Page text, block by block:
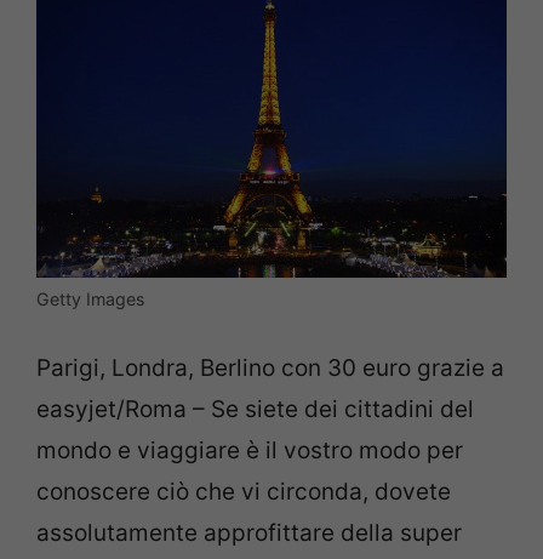
Getty Images
Parigi, Londra, Berlino con 30 euro grazie a
easyjet/Roma – Se siete dei cittadini del
mondo e viaggiare è il vostro modo per
conoscere ciò che vi circonda, dovete
assolutamente approfittare della super